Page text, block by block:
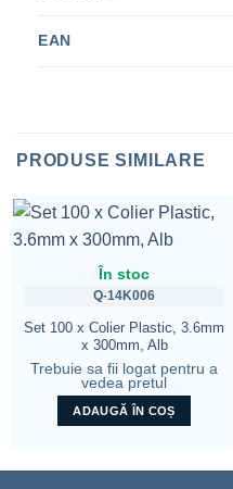
EAN
PRODUSE SIMILARE
În stoc
Q-14K006
Set 100 x Colier Plastic, 3.6mm
x 300mm, Alb
Trebuie sa fii logat pentru a
vedea pretul
ADAUGĂ ÎN COȘ